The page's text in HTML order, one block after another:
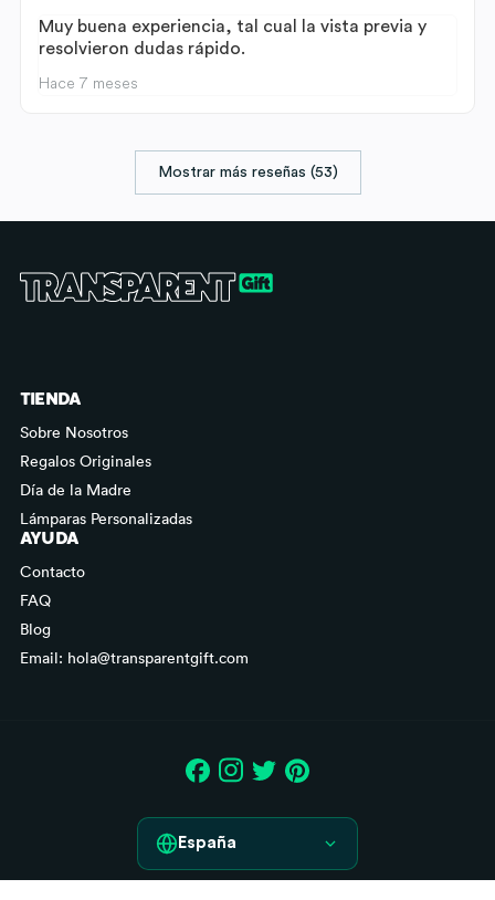
Muy buena experiencia, tal cual la vista previa y
resolvieron dudas rápido.
Hace 7 meses
Mostrar más reseñas (53)
TIENDA
Sobre Nosotros
Regalos Originales
Día de la Madre
Lámparas Personalizadas
AYUDA
Contacto
FAQ
Blog
Email: hola@transparentgift.com
España